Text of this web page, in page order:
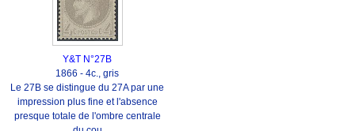
Y&T N°27B
1866 - 4c., gris
Le 27B se distingue du 27A par une
impression plus fine et l'absence
presque totale de l'ombre centrale